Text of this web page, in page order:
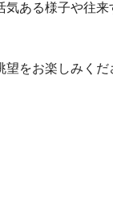
気ある様子や往
をお楽しみくだ